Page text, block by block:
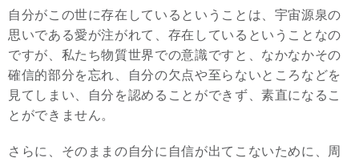
自分がこの世に存在しているということは、宇宙源泉の
思いである愛が注がれて、存在しているということなの
ですが、私たち物質世界での意識ですと、なかなかその
確信的部分を忘れ、自分の欠点や至らないところなどを
見てしまい、自分を認めることができず、素直になるこ
とができません。
さらに、そのままの自分に自信が出てこないために、周